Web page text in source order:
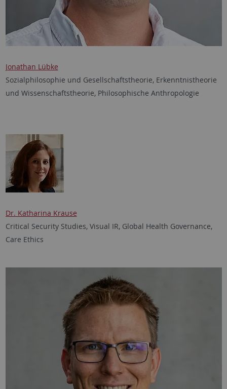
Jonathan Lübke
Sozialphilosophie und Gesellschaftstheorie, Erkenntnistheorie
und Wissenschaftstheorie, Philosophische Anthropologie
Dr. Katharina Krause
Critical Security Studies, Visual IR, Global Health Governance,
Care Ethics